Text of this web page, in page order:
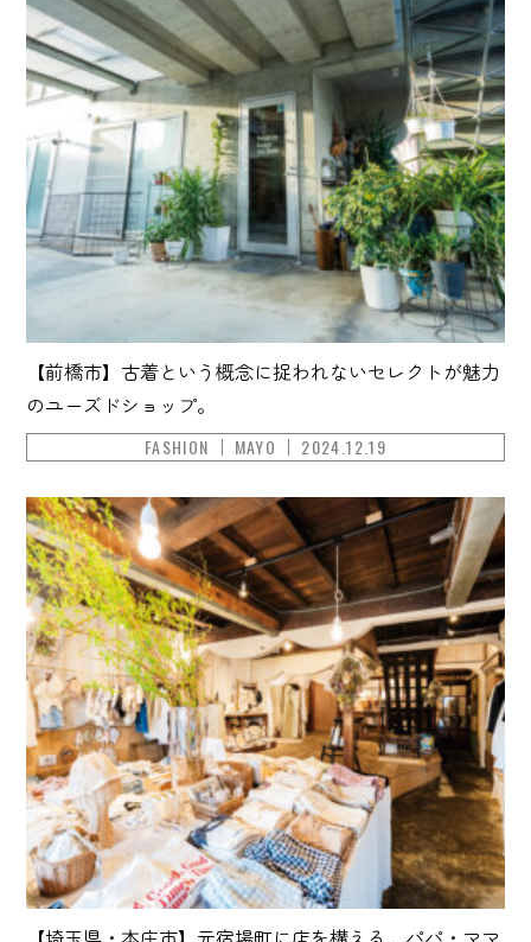
【前橋市】古着という概念に捉われないセレクトが魅力
のユーズドショップ。
FASHION MAYO 2024.12.19